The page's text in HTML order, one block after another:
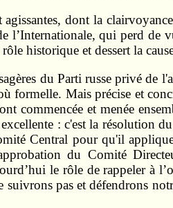
dont la
l’Internationale, qui perd
historique et dessert la
du Parti russe privé
formelle. Mais précise et
commencée et menée
: c'est la résolution
Central pour qu'il
du Comité
le rôle de rappeler à
pas et défendrons